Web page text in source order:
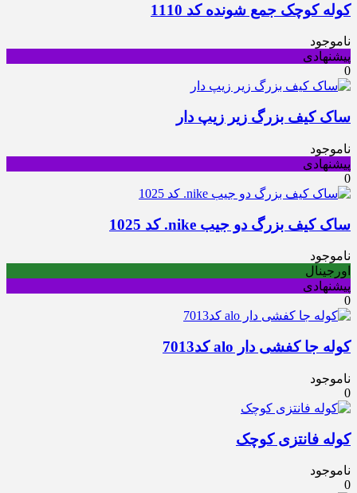
کوله کوچک جمع شونده کد 1110
ناموجود
پیشنهادی
0
ساک کیف بزرگ زیر زیپ دار
ناموجود
پیشنهادی
0
ساک کیف بزرگ دو جیب nike. کد 1025
ناموجود
اورجینال
پیشنهادی
0
کوله جا کفشی دار alo کد7013
ناموجود
0
کوله فانتزی کوچک
ناموجود
0